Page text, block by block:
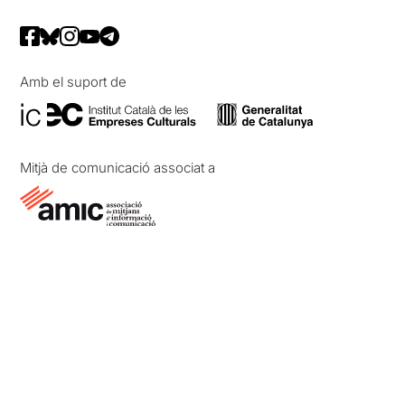
Amb el suport de
Mitjà de comunicació associat a